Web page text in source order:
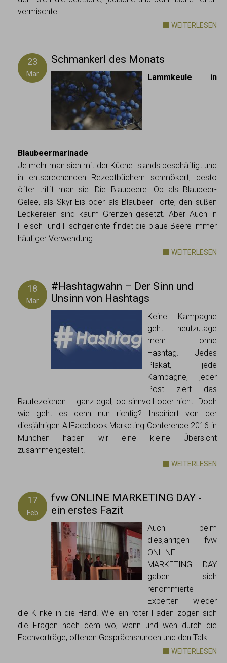
vermischte.
WEITERLESEN
23
Mar
Schmankerl des Monats
Lammkeule in
Blaubeermarinade
Je mehr man sich mit der Küche Islands beschäftigt und
in entsprechenden Rezeptbüchern schmökert, desto
öfter trifft man sie: Die Blaubeere. Ob als Blaubeer-
Gelee, als Skyr-Eis oder als Blaubeer-Torte, den süßen
Leckereien sind kaum Grenzen gesetzt. Aber Auch in
Fleisch- und Fischgerichte findet die blaue Beere immer
häufiger Verwendung.
WEITERLESEN
18
Mar
#Hashtagwahn – Der Sinn und
Unsinn von Hashtags
Keine Kampagne
geht heutzutage
mehr ohne
Hashtag. Jedes
Plakat, jede
Kampagne, jeder
Post ziert das
Rautezeichen – ganz egal, ob sinnvoll oder nicht. Doch
wie geht es denn nun richtig? Inspiriert von der
diesjährigen AllFacebook Marketing Conference 2016 in
München haben wir eine kleine Übersicht
zusammengestellt.
WEITERLESEN
17
Feb
fvw ONLINE MARKETING DAY -
ein erstes Fazit
Auch beim
diesjährigen fvw
ONLINE
MARKETING DAY
gaben sich
renommierte
Experten wieder
die Klinke in die Hand. Wie ein roter Faden zogen sich
die Fragen nach dem wo, wann und wen durch die
Fachvorträge, offenen Gesprächsrunden und den Talk.
WEITERLESEN